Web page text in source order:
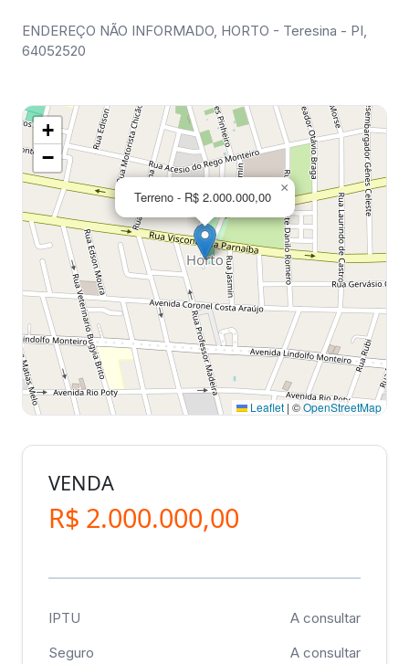
ENDEREÇO NÃO INFORMADO, HORTO - Teresina - PI,
64052520
Terreno - R$ 2.000.000,00
×
+
−
Leaflet | ©OpenStreetMap
VENDA
R$ 2.000.000,00
IPTU
A consultar
Seguro
A consultar